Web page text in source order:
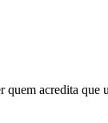
acredita